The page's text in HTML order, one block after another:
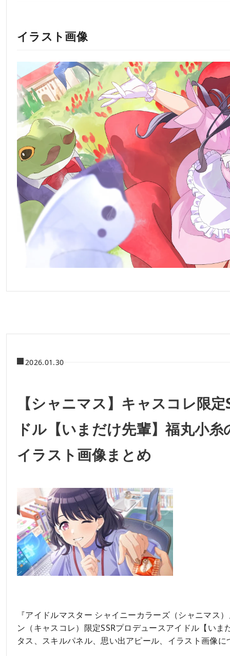
イラスト画像
2026.01.30
【シャニマス】キャスコレ限
ドル【いまだけ先輩】福丸小
イラスト画像まとめ
『アイドルマスター シャイニーカラーズ（シャニマス
ン（キャスコレ）限定SSRプロデュースアイドル【い
タス、スキルパネル、思い出アピール、イラスト画像